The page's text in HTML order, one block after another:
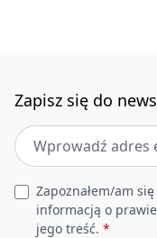
Zapisz się do
Adres e-mail *
Leave this field
Zapoznałem/am się
informacją o
jego treść. *